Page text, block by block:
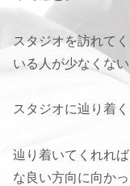
スタジオを訪れて
いる人が少なくない
スタジオに辿り着
辿り着いてくれれ
な良い方向に向かっ